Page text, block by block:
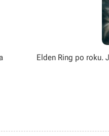
Elden Ring po roku.